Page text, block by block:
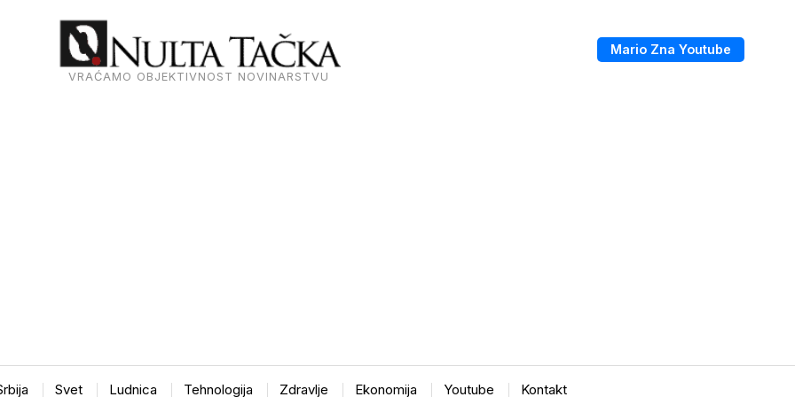
VRAĆAMO OBJEKTIVNOST NOVINARSTVU
Mario Zna Youtube
Svet Ludnica Tehnologija Zdravlje Ekonomija Youtube Kontakt